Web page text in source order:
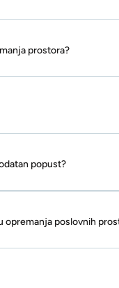
prostora?
popust?
opremanja poslovnih